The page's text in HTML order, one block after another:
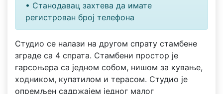
• Станодавац захтева да имате
регистрован број телефона
Студио се налази на другом спрату стамбене
зграде са 4 спрата. Стамбени простор је
гарсоњера са једном собом, нишом за кување,
ходником, купатилом и терасом. Студио је
опремљен садржајем једног малог